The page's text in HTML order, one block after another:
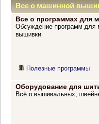
Все о машинной
Все о программах для
Обсуждение программ для
вышивки
Полезные программы
Оборудование для
Всё о вышивальных,